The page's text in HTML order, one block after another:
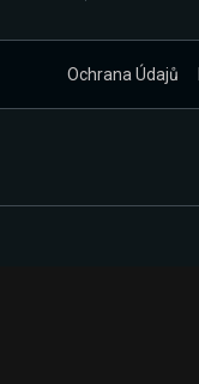
Ochrana Údajů